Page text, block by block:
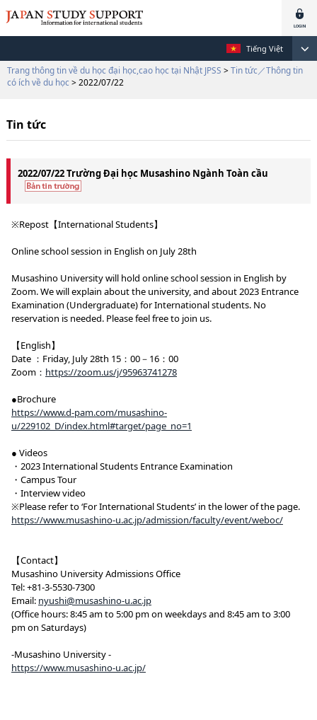
Tiếng Việt
Trang thông tin về du học đại học,cao học tại Nhật JPSS > Tin tức／Thông tin
có ích về du học > 2022/07/22
Tin tức
2022/07/22 Trường Đại học Musashino Ngành Toàn cầu
※Repost【International Students】
Online school session in English on July 28th
Musashino University will hold online school session in English by
Zoom. We will explain about the university, and about 2023 Entrance
Examination (Undergraduate) for International students. No
reservation is needed. Please feel free to join us.
【English】
Date ：Friday, July 28th 15：00－16：00
Zoom： https://zoom.us/j/95963741278
●Brochure
https://www.d-pam.com/musashino-
u/229102_D/index.html#target/page_no=1
● Videos
・2023 International Students Entrance Examination
・Campus Tour
・Interview video
※Please refer to ‘For International Students’ in the lower of the page.
https://www.musashino-u.ac.jp/admission/faculty/event/weboc/
【Contact】
Musashino University Admissions Office
Tel: +81-3-5530-7300
Email: nyushi@musashino-u.ac.jp
(Office hours: 8:45 am to 5:00 pm on weekdays and 8:45 am to 3:00
pm on Saturdays)
-Musashino University -
https://www.musashino-u.ac.jp/